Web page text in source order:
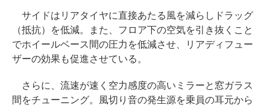
サイドはリアタイヤに直接あたる風を減らしドラッグ
（抵抗）を低減。また、フロア下の空気を引き抜くこと
でホイールベース間の圧力を低減させ、リアディフュー
ザーの効果も促進させている。
さらに、流速が速く空力感度の高いミラーと窓ガラス
間をチューニング。風切り音の発生源を乗員の耳元から